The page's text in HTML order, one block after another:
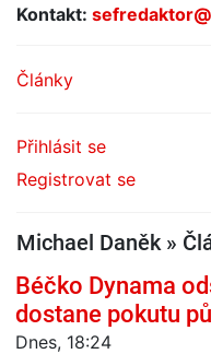
Kontakt:
Články
Přihlásit se
Registrovat se
Michael Daněk »
Béčko Dynama
dostane pokutu
Dnes, 18:24